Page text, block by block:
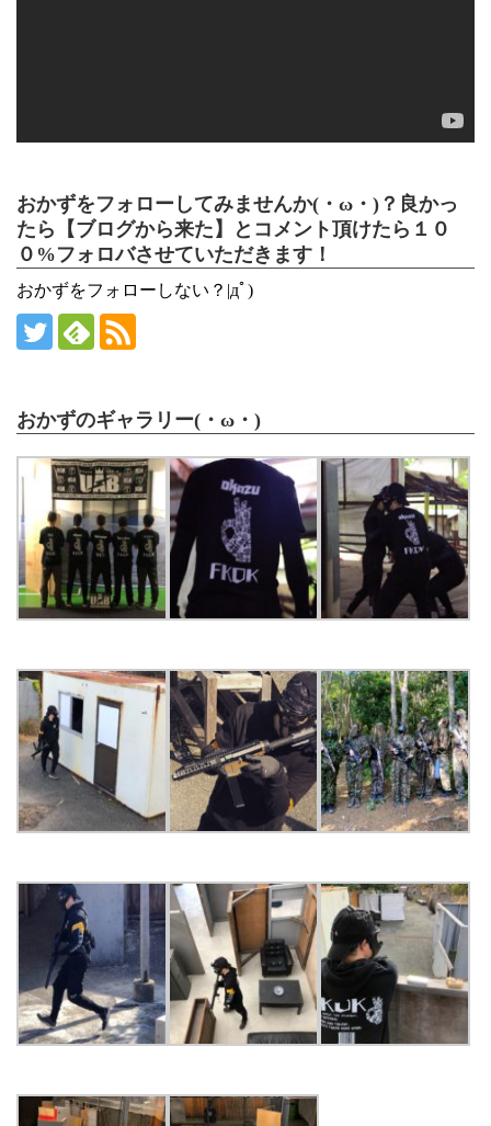
おかずをフォローしてみませんか(・ω・)？良かっ
たら【ブログから来た】とコメント頂けたら１０
０%フォロバさせていただきます！
おかずをフォローしない？|дﾟ)
おかずのギャラリー(・ω・)